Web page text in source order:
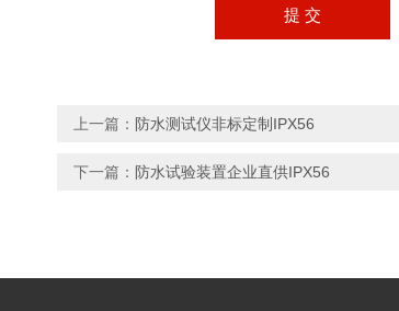
上一篇： 防水测试仪非标定制IPX56
下一篇： 防水试验装置企业直供IPX56